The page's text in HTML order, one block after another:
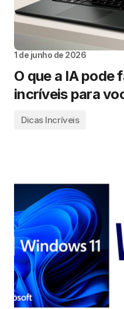
1 de junho de 2026
O que a IA pode
incríveis para
Dicas Incríveis